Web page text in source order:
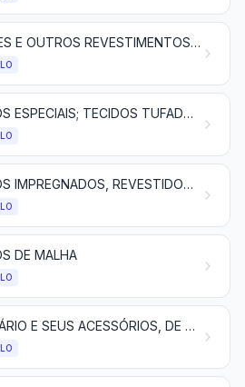
TAPETES E OUTROS REVESTIMENTOS PARA PAVIMENTOS (PISOS), DE MATÉRIAS TÊXTEIS
TECIDOS ESPECIAIS; TECIDOS TUFADOS; RENDAS; TAPEÇARIAS; PASSAMANARIAS; BORDADOS
TECIDOS IMPREGNADOS, REVESTIDOS, RECOBERTOS OU ESTRATIFICADOS; ARTIGOS PARA USOS TÉCNICOS DE MATÉRIAS TÊXTEIS
DE MALHA
VESTUÁRIO E SEUS ACESSÓRIOS, DE MALHA